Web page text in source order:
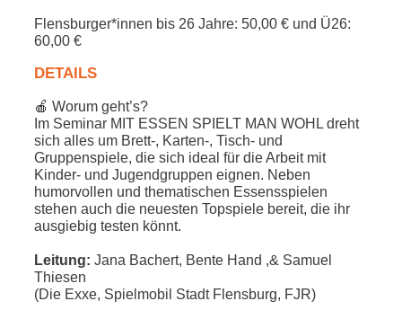
Flensburger*innen bis 26 Jahre: 50,00 € und Ü26:
60,00 €
DETAILS
🍎 Worum geht’s?
Im Seminar MIT ESSEN SPIELT MAN WOHL dreht
sich alles um Brett‑, Karten‑, Tisch‑ und
Gruppenspiele, die sich ideal für die Arbeit mit
Kinder‑ und Jugendgruppen eignen. Neben
humorvollen und thematischen Essensspielen
stehen auch die neuesten Topspiele bereit, die ihr
ausgiebig testen könnt.
Leitung: Jana Bachert, Bente Hand ,& Samuel
Thiesen
(Die Exxe, Spielmobil Stadt Flensburg, FJR)